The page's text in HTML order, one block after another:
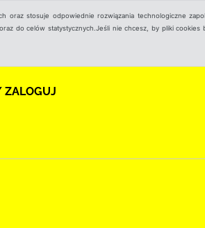
stosuje odpowiednie rozwiązania technologiczne
do celów statystycznych.Jeśli nie chcesz, by pliki cookies
ZALOGUJ